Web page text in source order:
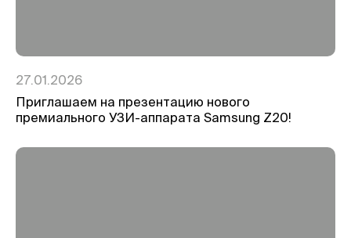
27.01.2026
Приглашаем на презентацию нового
премиального УЗИ-аппарата Samsung Z20!